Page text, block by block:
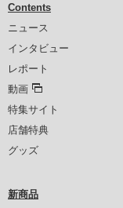
Contents
ニュース
インタビュー
レポート
動画
特集サイト
店舗特典
グッズ
新商品